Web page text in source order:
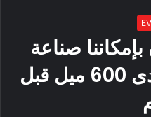
صناعة
سيارة كهربائية بمدى 600 ميل قبل